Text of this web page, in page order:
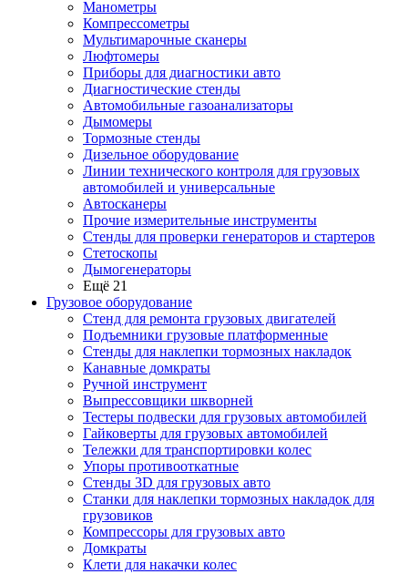
Манометры
Компрессометры
Мультимарочные сканеры
Люфтомеры
Приборы для диагностики авто
Диагностические стенды
Автомобильные газоанализаторы
Дымомеры
Тормозные стенды
Дизельное оборудование
Линии технического контроля для грузовых
автомобилей и универсальные
Автосканеры
Прочие измерительные инструменты
Стенды для проверки генераторов и стартеров
Стетоскопы
Дымогенераторы
Ещё 21
Грузовое оборудование
Стенд для ремонта грузовых двигателей
Подъемники грузовые платформенные
Стенды для наклепки тормозных накладок
Канавные домкраты
Ручной инструмент
Выпрессовщики шкворней
Тестеры подвески для грузовых автомобилей
Гайковерты для грузовых автомобилей
Тележки для транспортировки колес
Упоры противооткатные
Стенды 3D для грузовых авто
Станки для наклепки тормозных накладок для
грузовиков
Компрессоры для грузовых авто
Домкраты
Клети для накачки колес